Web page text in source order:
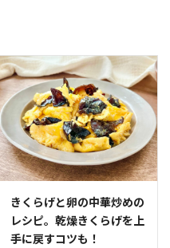
きくらげと卵の中華炒めの
レシピ。乾燥きくらげを上
手に戻すコツも！